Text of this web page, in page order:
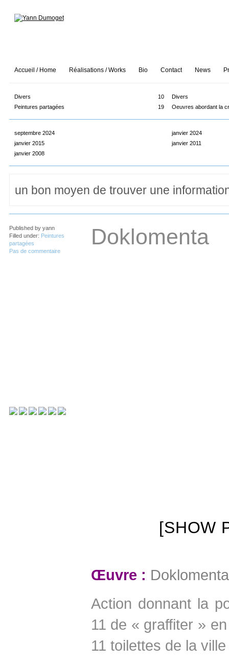
Accueil / Home Réalisations / Works Bio Contact News
Divers
10
Peintures partagées
19
Divers
Oeuvres abordant la
septembre 2024
janvier 2015
janvier 2008
janvier 2024
janvier 2011
Published byyann
Filled under: Peintures
partagées
Pas de commentaire
Doklomenta
[SHOW
Œuvre :
Action donnant la
11 de « graffiter »
11 toilettes de la